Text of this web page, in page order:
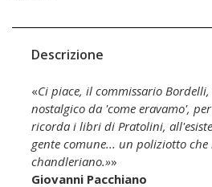
Descrizione
«Ci piace, il commissario
nostalgico da 'come eravamo',
ricorda i libri di Pratolini,
gente comune... un poliziotto
chandleriano.»»
Giovanni Pacchiano